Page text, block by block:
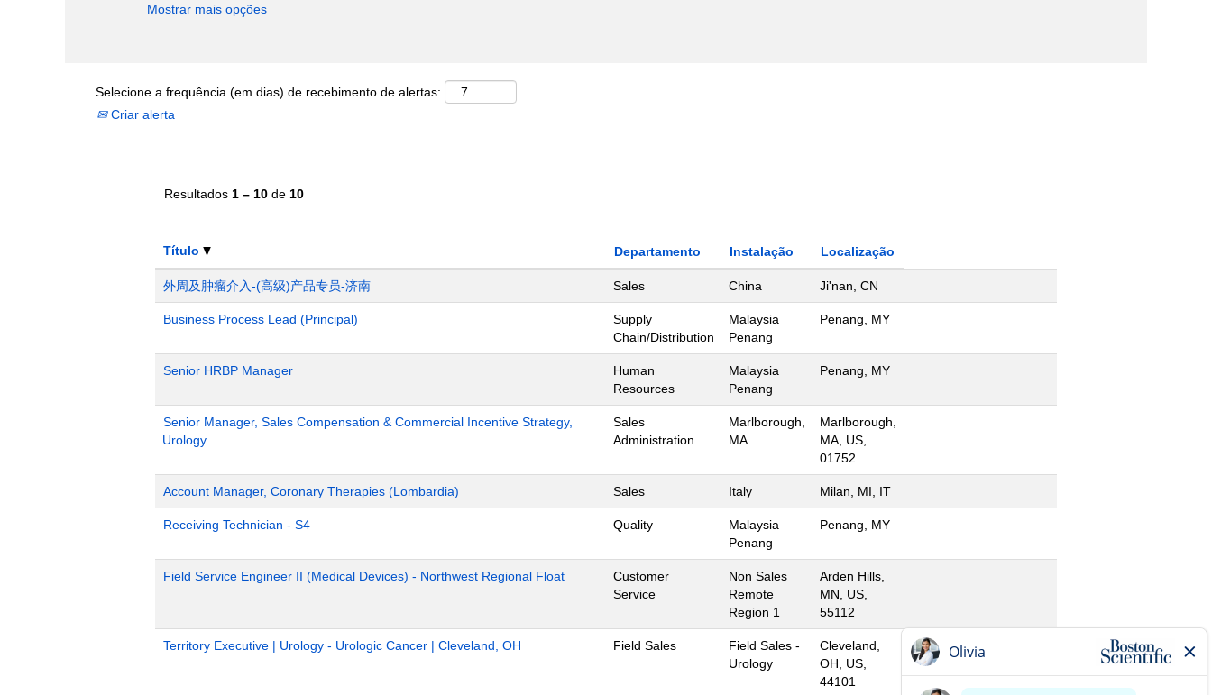
Mostrar mais opções
Selecione a frequência (em dias) de recebimento de alertas:
Criar alerta
Resultados 1 – 10 de 10
Título Departamento Instalação Localização
外周及肿瘤介入-(高级)产品专员-济南 Sales China Ji'nan, CN
Business Process Lead (Principal)
Supply
Chain/Distribution
Malaysia
Penang
Penang, MY
Senior HRBP Manager
Human
Resources
Malaysia
Penang
Penang, MY
Senior Manager, Sales Compensation & Commercial Incentive Strategy,
Urology
Sales
Administration
Marlborough,
MA
Marlborough,
MA, US,
01752
Account Manager, Coronary Therapies (Lombardia) Sales Italy Milan, MI, IT
Receiving Technician - S4 Quality
Malaysia
Penang
Penang, MY
Field Service Engineer II (Medical Devices) - Northwest Regional Float
Customer
Service
Non Sales
Remote
Region 1
Arden Hills,
MN, US,
55112
Territory Executive | Urology - Urologic Cancer | Cleveland, OH Field Sales
Field Sales -
Urology
Cleveland,
OH, US,
44101